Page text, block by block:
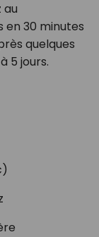
en 30 minutes
quelques
5 jours.